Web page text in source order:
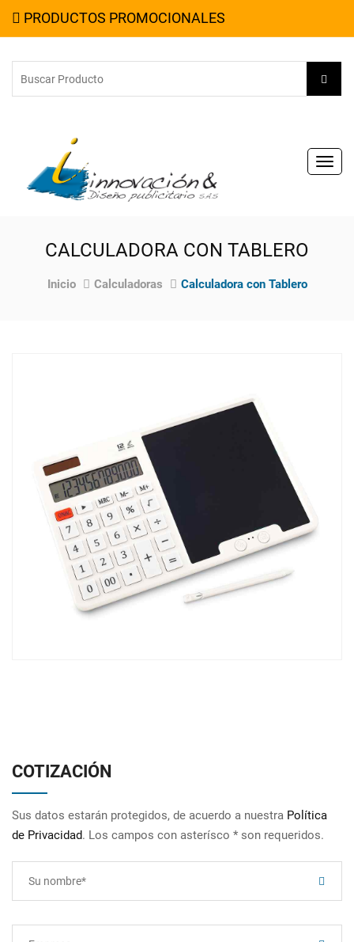
PRODUCTOS PROMOCIONALES
CALCULADORA CON TABLERO
Inicio Calculadoras Calculadora con Tablero
COTIZACIÓN
Sus datos estarán protegidos, de acuerdo a nuestra Política
de Privacidad. Los campos con asterísco * son requeridos.